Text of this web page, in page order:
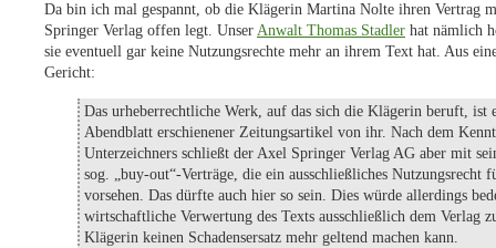
Da bin ich mal gespannt, ob die Klägerin Martina Nolte ihren Vertrag
Springer Verlag offen legt. Unser Anwalt Thomas Stadler hat nämlich
sie eventuell gar keine Nutzungsrechte mehr an ihrem Text hat. Aus
Gericht:
Das urheberrechtliche Werk, auf das sich die Klägerin beruft, ist
Abendblatt erschienener Zeitungsartikel von ihr. Nach dem
Unterzeichners schließt der Axel Springer Verlag AG aber mit
sog. „buy-out“-Verträge, die ein ausschließliches Nutzungsrecht
vorsehen. Das dürfte auch hier so sein. Dies würde allerdings
wirtschaftliche Verwertung des Texts ausschließlich dem Verlag
Klägerin keinen Schadensersatz mehr geltend machen kann.